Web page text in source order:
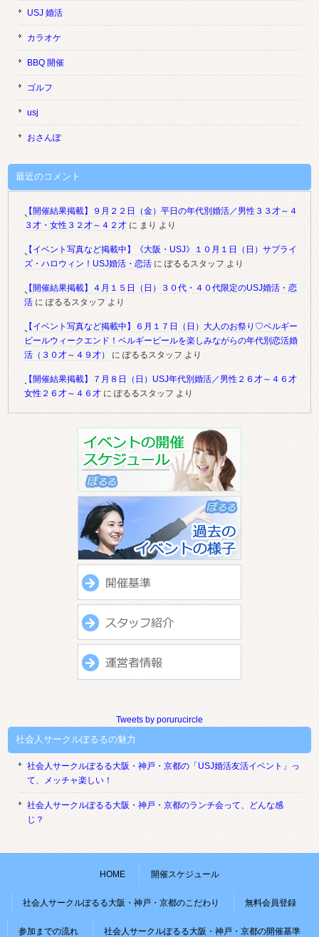
USJ 婚活
カラオケ
BBQ 開催
ゴルフ
usj
おさんぽ
最近のコメント
【開催結果掲載】９月２２日（金）平日の年代別婚活／男性３３才～４
３才・女性３２才～４２才 に まり より
【イベント写真など掲載中】《大阪・USJ》１０月１日（日）サプライ
ズ・ハロウィン！USJ婚活・恋活 にぽるるスタッフ より
【開催結果掲載】４月１５日（日）３０代・４０代限定のUSJ婚活・恋
活 にぽるるスタッフ より
【イベント写真など掲載中】６月１７日（日）大人のお祭り♡ベルギー
ビールウィークエンド！ベルギービールを楽しみながらの年代別恋活婚
活（３０才～４９才）
にぽるるスタッフ より
【開催結果掲載】７月８日（日）USJ年代別婚活／男性２６才～４６才
女性２６才～４６才 にぽるるスタッフ より
Tweets by porurucircle
社会人サークルぽるるの魅力
社会人サークルぽるる大阪・神戸・京都の「USJ婚活友活イベント」っ
て、メッチャ楽しい！
社会人サークルぽるる大阪・神戸・京都のランチ会って、どんな感
じ？
HOME 開催スケジュール
社会人サークルぽるる大阪・神戸・京都のこだわり 無料会員登録
参加までの流れ 社会人サークルぽるる大阪・神戸・京都の開催基準